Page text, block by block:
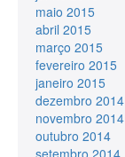
maio 2015
abril 2015
março 2015
fevereiro 2015
janeiro 2015
dezembro 2014
novembro 2014
outubro 2014
setembro 2014